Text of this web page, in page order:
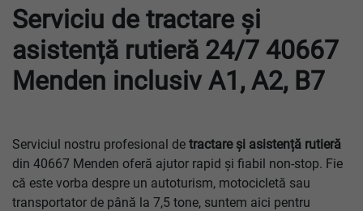
Serviciu de tractare și
asistență rutieră 24/7 40667
Menden inclusiv A1, A2, B7
Serviciul nostru profesional de tractare și asistență rutieră
din 40667 Menden oferă ajutor rapid și fiabil non-stop. Fie
că este vorba despre un autoturism, motocicletă sau
transportator de până la 7,5 tone, suntem aici pentru